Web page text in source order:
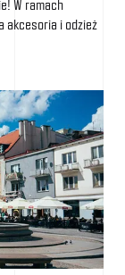
W ramach
akcesoria i odzież